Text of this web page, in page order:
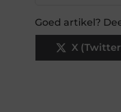
Goed artikel?
X